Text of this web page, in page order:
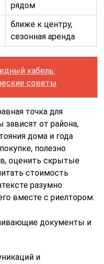
рядом
ближе к центру,
сезонная аренда
кабель:
советы
точка для
от района,
дома и года
полезно
оценить скрытые
стоимость
разумно
вместе с риелтором.
документы и
и